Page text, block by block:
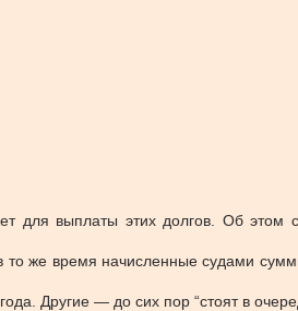
для выплаты этих долгов. Об этом
то же время начисленные судами
Другие — до сих пор “стоят в